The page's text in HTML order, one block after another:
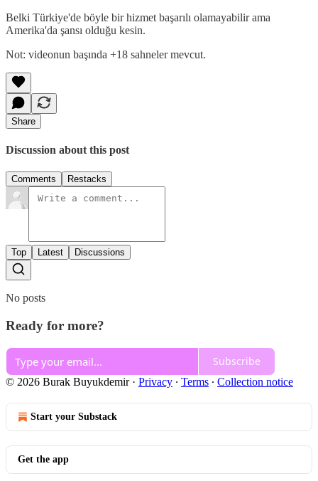
Belki Türkiye'de böyle bir hizmet başarılı olamayabilir ama
Amerika'da şansı olduğu kesin.
Not: videonun başında +18 sahneler mevcut.
Share
Discussion about this post
Comments Restacks
Top Latest Discussions
No posts
Ready for more?
Subscribe
© 2026 Burak Buyukdemir· Privacy ∙ Terms ∙ Collection notice
Start your Substack
Get the app